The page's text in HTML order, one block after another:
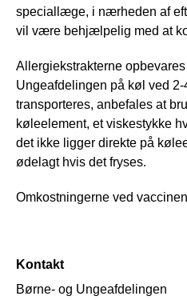
speciallæge, i nærheden af
vil være behjælpelig med at
Allergiekstrakterne
Ungeafdelingen på køl ved 2-
transporteres, anbefales at
køleelement, et viskestykke
det ikke ligger direkte på
ødelagt hvis det fryses.
Omkostningerne ved
Kontakt
Børne- og Ungeafdelingen